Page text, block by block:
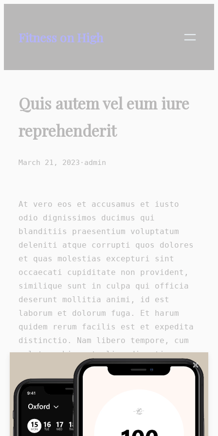
content
Fitness on High
Quis autem vel eum iure
reprehenderit
March 21, 2023 · admin
At vero eos et accusamus et iusto
odio dignissimos ducimus qui
blanditiis praesentium voluptatum
deleniti atque corrupti quos dolores
et quas molestias excepturi sint
occaecati cupiditate non provident,
similique sunt in culpa qui officia
deserunt mollitia animi, id est
laborum et dolorum fuga. Et harum
quidem rerum facilis est et expedita
distinctio. Nam libero tempore, cum
soluta nobis est eligendi optio
cumque nihil impedit quo minus id
quod maxime placeat facere possimus,
omnis voluptas assumenda est, omnis
dolor repellendus. Temporibus autem
quibusdam et aut officiis debitis aut
✕